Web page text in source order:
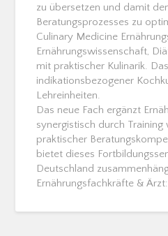
zu übersetzen und damit
Beratungsprozesses zu
Culinary Medicine
Ernährungswissenschaft,
mit praktischer Kulinarik.
indikationsbezogener
Lehreinheiten.
Das neue Fach ergänzt
synergistisch durch Training
praktischer
bietet dieses
Deutschland
Ernährungsfachkräfte &